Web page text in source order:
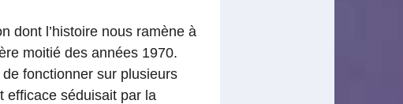
dont l’histoire nous ramène à
moitié des années 1970.
fonctionner sur plusieurs
efficace séduisait par la